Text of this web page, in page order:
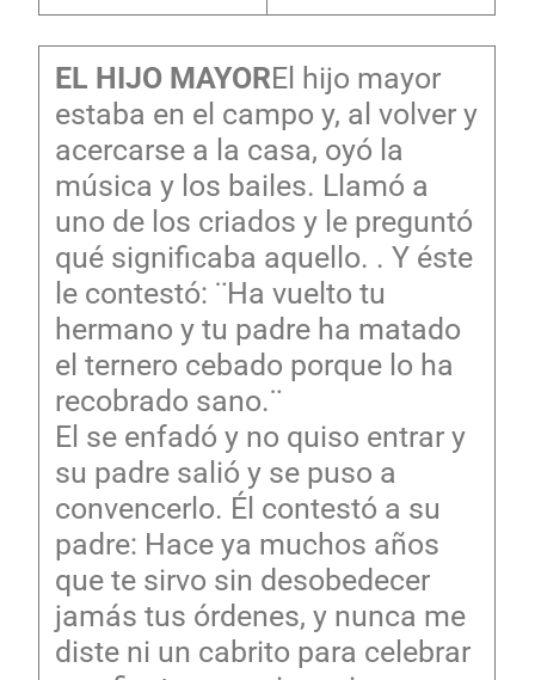
EL HIJO MAYOREl hijo mayor
estaba en el campo y, al volver y
acercarse a la casa, oyó la
música y los bailes. Llamó a
uno de los criados y le preguntó
qué significaba aquello. . Y éste
le contestó: ¨Ha vuelto tu
hermano y tu padre ha matado
el ternero cebado porque lo ha
recobrado sano.¨
El se enfadó y no quiso entrar y
su padre salió y se puso a
convencerlo. Él contestó a su
padre: Hace ya muchos años
que te sirvo sin desobedecer
jamás tus órdenes, y nunca me
diste ni un cabrito para celebrar